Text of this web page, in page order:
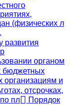
(физических л
развития
органом
бюджетных
организациям и
отсрочках,
пл
Порядок